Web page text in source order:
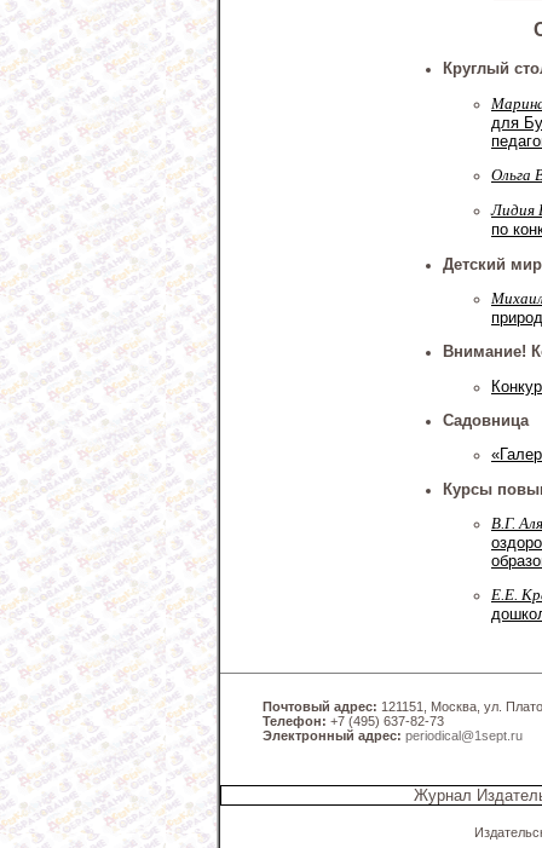
Круглый
для
Ольга
Лидия
по
Детский мир
Внимание!
Садовница
Курсы
В.Г.
Е.Е.
Почтовый адрес: 121151, Москва, ул.
Телефон: +7 (495) 637-82-73
Электронный адрес: periodical@1sept.ru
Журнал